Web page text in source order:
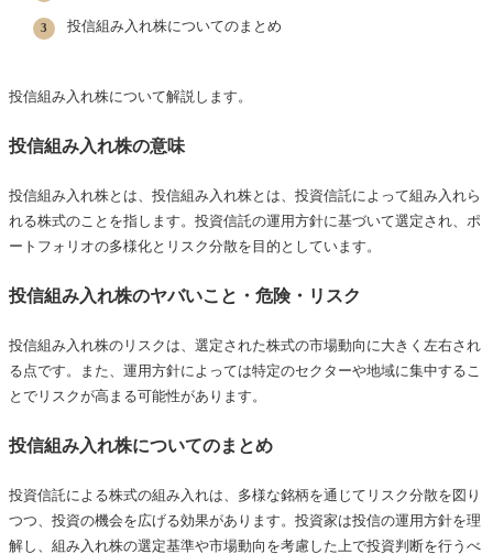
投信組み入れ株についてのまとめ
投信組み入れ株について解説します。
投信組み入れ株の意味
投信組み入れ株とは、投信組み入れ株とは、投資信託によって組み入れら
れる株式のことを指します。投資信託の運用方針に基づいて選定され、ポ
ートフォリオの多様化とリスク分散を目的としています。
投信組み入れ株のヤバいこと・危険・リスク
投信組み入れ株のリスクは、選定された株式の市場動向に大きく左右され
る点です。また、運用方針によっては特定のセクターや地域に集中するこ
とでリスクが高まる可能性があります。
投信組み入れ株についてのまとめ
投資信託による株式の組み入れは、多様な銘柄を通じてリスク分散を図り
つつ、投資の機会を広げる効果があります。投資家は投信の運用方針を理
解し、組み入れ株の選定基準や市場動向を考慮した上で投資判断を行うべ